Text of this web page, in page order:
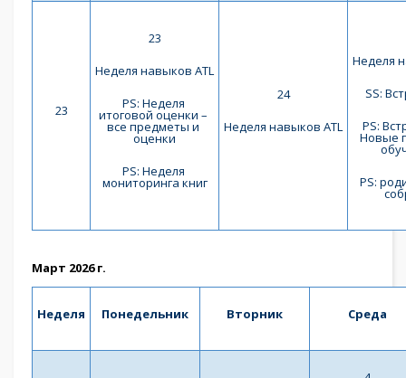
23
23
Неделя навыков ATL
PS: Неделя
итоговой оценки –
все предметы и
оценки
PS: Неделя
мониторинга книг
24
Неделя навыков ATL
Неделя
SS:
PS:
Новые
PS:
Март 2026 г.
Неделя Понедельник Вторник Среда